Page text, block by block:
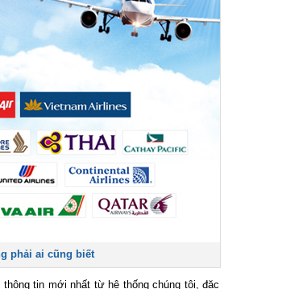
phải ai cũng biết
tin mới nhất từ hệ thống chúng tôi, đặc